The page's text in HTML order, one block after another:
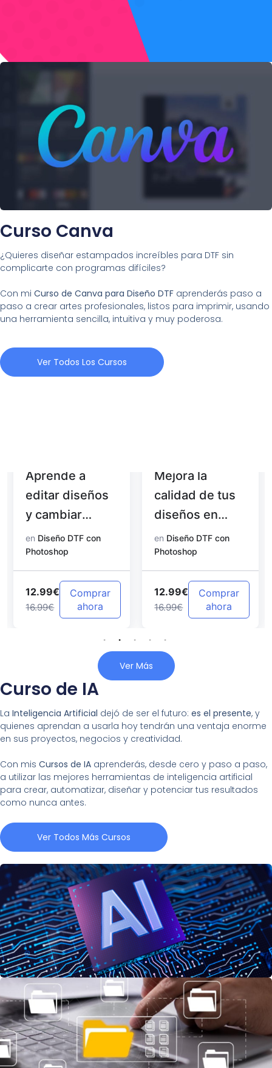
Curso Canva
¿Quieres diseñar estampados increíbles para DTF sin
complicarte con programas difíciles?
Con mi Curso de Canva para Diseño DTF aprenderás paso a
paso a crear artes profesionales, listos para imprimir, usando
una herramienta sencilla, intuitiva y muy poderosa.
Ver Todos Los Cursos
Aprende a
editar diseños
y cambiar
colores con
Photoshop
en Diseño DTF con
Photoshop
12.99€
16.99€
Comprar
ahora
Mejora la
calidad de tus
diseños en
Photoshop
en Diseño DTF con
Photoshop
12.99€
16.99€
Comprar
ahora
Ver Más
Curso de IA
La Inteligencia Artificial dejó de ser el futuro: es el presente, y
quienes aprendan a usarla hoy tendrán una ventaja enorme
en sus proyectos, negocios y creatividad.
Con mis Cursos de IA aprenderás, desde cero y paso a paso,
a utilizar las mejores herramientas de inteligencia artificial
para crear, automatizar, diseñar y potenciar tus resultados
como nunca antes.
Ver Todos Más Cursos